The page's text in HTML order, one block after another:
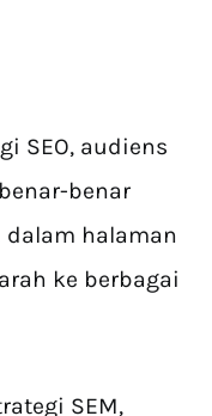
SEO, audiens
benar
halaman
ke berbagai
SEM,